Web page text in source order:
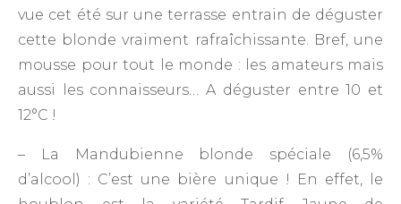
vue cet été sur une terrasse entrain de déguster
cette blonde vraiment rafraîchissante. Bref, une
mousse pour tout le monde : les amateurs mais
aussi les connaisseurs… A déguster entre 10 et
12°C !
– La Mandubienne blonde spéciale (6,5%
d’alcool) : C’est une bière unique ! En effet, le